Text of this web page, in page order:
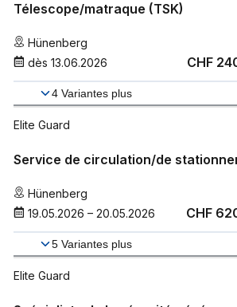
Télescope/matraque (TSK)
Hünenberg
dès 13.06.2026 CHF
4 Variantes plus
Elite Guard
Service de circulation/de
Hünenberg
19.05.2026 – 20.05.2026 CHF
5 Variantes plus
Elite Guard